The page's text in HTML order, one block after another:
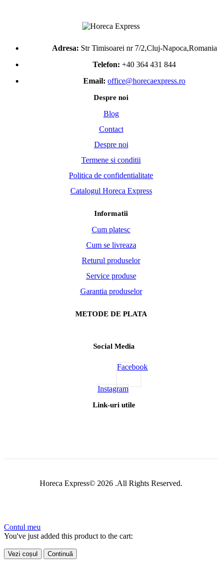
Adresa: Str Timisoarei nr 7/2,Cluj-Napoca,Romania
Telefon: +40 364 431 844
Email: office@horecaexpress.ro
Despre noi
Blog
Contact
Despre noi
Termene si conditii
Politica de confidentialitate
Catalogul Horeca Express
Informatii
Cum platesc
Cum se livreaza
Returul produselor
Service produse
Garantia produselor
METODE DE PLATA
Social Media
Facebook
Instagram
Link-uri utile
Horeca Express© 2026 .All Rights Reserved.
Contul meu
You've just added this product to the cart:
Vezi coșul Continuă